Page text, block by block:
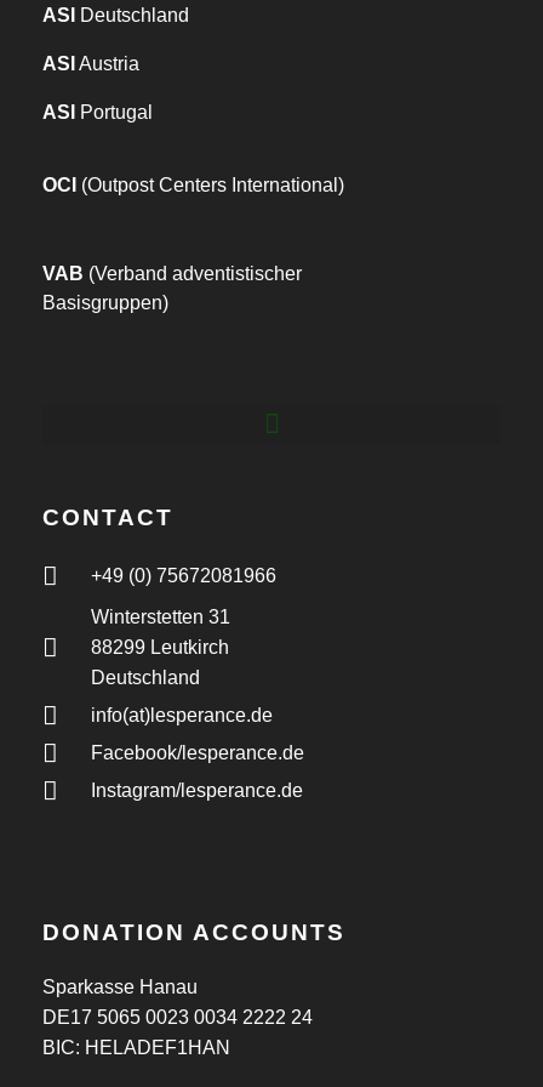
ASI Deutschland
ASI Austria
ASI Portugal
OCI (Outpost Centers International)
VAB (Verband adventistischer
Basisgruppen)
CONTACT
+49 (0) 75672081966
Winterstetten 31
88299 Leutkirch
Deutschland
info(at)lesperance.de
Facebook/lesperance.de
Instagram/lesperance.de
DONATION ACCOUNTS
Sparkasse Hanau
DE17 5065 0023 0034 2222 24
BIC: HELADEF1HAN